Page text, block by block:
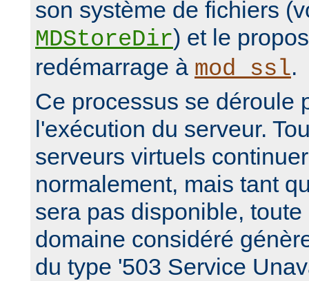
son système de fichiers
MDStoreDir) et le
redémarrage à mod_ssl.
Ce processus se déroule
l'exécution du serveur.
serveurs virtuels
normalement, mais tant
sera pas disponible,
domaine considéré
du type '503 Service